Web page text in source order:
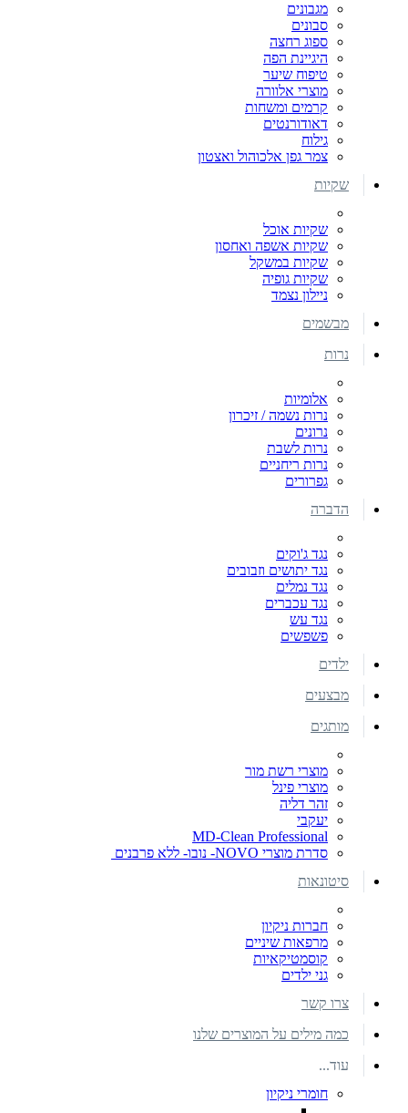
מגבונים
סבונים
ספוג רחצה
היגיינת הפה
טיפוח שיער
מוצרי אלוורה
קרמים ומשחות
דאודורנטים
גילוח
צמר גפן אלכוהול ואצטון
שקיות
שקיות אוכל
שקיות אשפה ואחסון
שקיות במשקל
שקיות גופיה
ניילון נצמד
מבשמים
נרות
אלומיות
נרות נשמה / זיכרון
נרונים
נרות לשבת
נרות ריחניים
גפרורים
הדברה
נגד ג'וקים
נגד יתושים וזבובים
נגד נמלים
נגד עכברים
נגד עש
פשפשים
ילדים
מבצעים
מותגים
מוצרי רשת מור
מוצרי פינל
זהר דליה
יעקבי
MD-Clean Professional
סדרת מוצרי NOVO- נובו- ללא פרבנים
סיטונאות
חברות ניקיון
מרפאות שיניים
קוסמטיקאיות
גני ילדים
צרו קשר
כמה מילים על המוצרים שלנו
עוד...
חומרי ניקיון